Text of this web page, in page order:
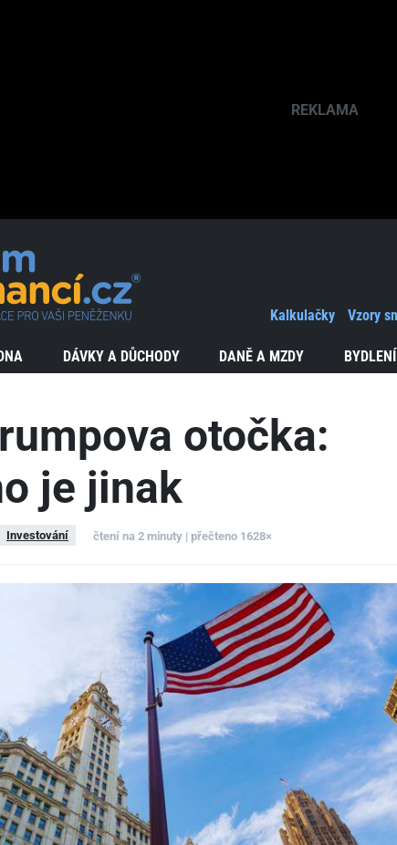
DÁVKY A DŮCHODY DANĚ A MZDY
Kalkulačky Vzory
otočka:
je jinak
Investování čtení na 2 minuty | přečteno 1628×